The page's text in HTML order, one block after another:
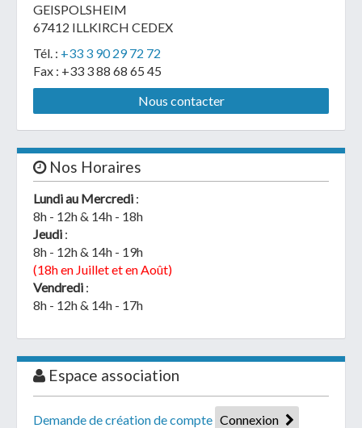
GEISPOLSHEIM
67412 ILLKIRCH CEDEX
Tél. : +33 3 90 29 72 72
Fax : +33 3 88 68 65 45
Nous contacter
Nos Horaires
Lundi au Mercredi :
8h - 12h & 14h - 18h
Jeudi :
8h - 12h & 14h - 19h
(18h en Juillet et en Août)
Vendredi :
8h - 12h & 14h - 17h
Espace association
Demande de création de compte Connexion